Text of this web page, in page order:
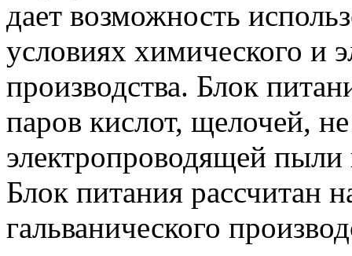
дает возможность
условиях химического и
производства. Блок
паров кислот, щелочей,
электропроводящей пыли
Блок питания рассчитан
гальванического